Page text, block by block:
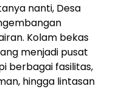
nanti, Desa
Kolam bekas
menjadi pusat
berbagai fasilitas,
hingga lintasan